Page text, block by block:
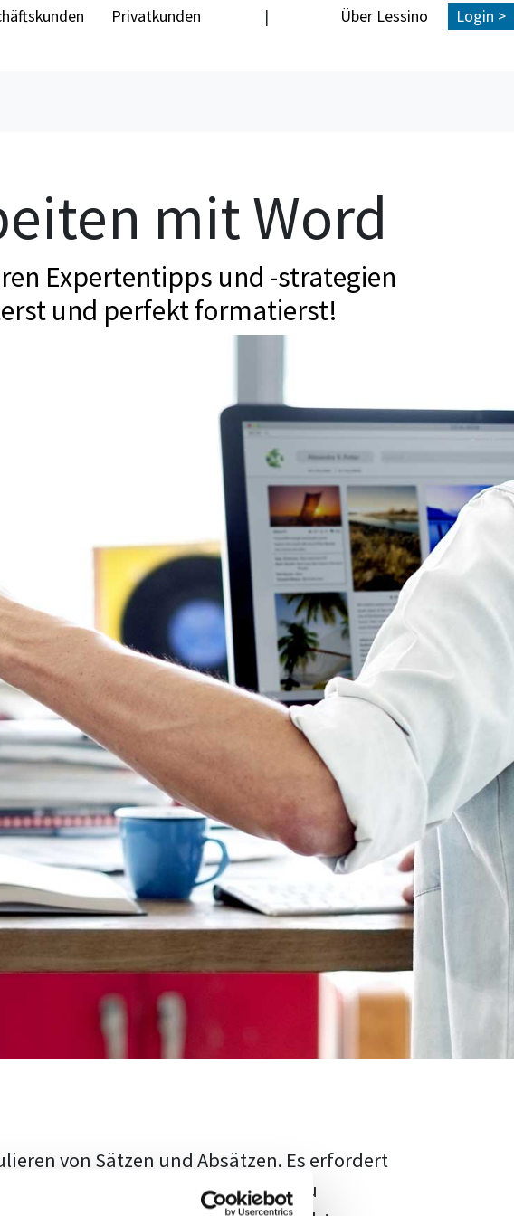
Privatkunden | Über Lessino Login >
mit Word
Expertentipps und -strategien
und perfekt formatierst!
von Sätzen und Absätzen. Es erfordert
Forschungsstand adäquat zu